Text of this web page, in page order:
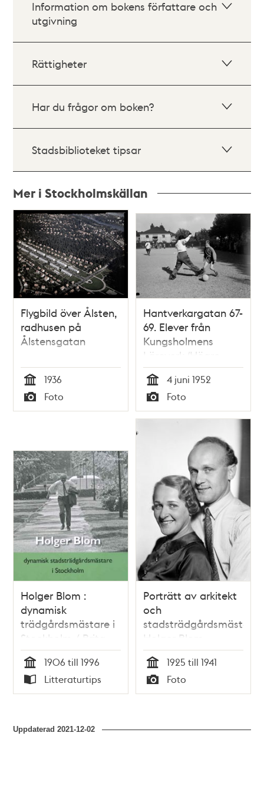
Information om bokens författare och
utgivning
Rättigheter
Har du frågor om boken?
Stadsbiblioteket tipsar
Mer i Stockholmskällan
Relaterade
poster
och
teman
Flygbild över Ålsten,
radhusen på
Ålstensgatan
Tid
1936
Typ
Foto
Hantverkargatan 67-
69. Elever från
Kungsholmens
Läroverk (Högre
allmänna läroverket
å Kungsholmen)
spelar fotboll mot
sina utklädda lärare
Tid
4 juni 1952
Typ
Foto
Holger Blom :
dynamisk
trädgårdsmästare i
Stockholm / Brita
Åsbrink
Tid
1906 till 1996
Typ
Litteraturtips
Porträtt av arkitekt
och
stadsträdgårdsmästare
Holger Blom,
tillsammans med sin
hustru
Tid
1925 till 1941
Typ
Foto
Uppdaterad2021-12-02